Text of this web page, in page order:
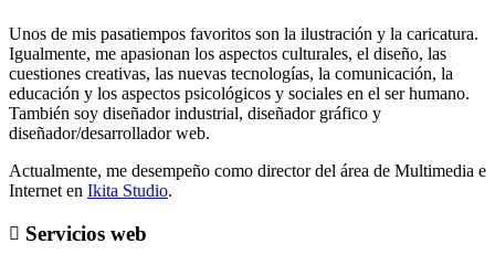
Unos de mis pasatiempos favoritos son la ilustración y la caricatura.
Igualmente, me apasionan los aspectos culturales, el diseño, las
cuestiones creativas, las nuevas tecnologías, la comunicación, la
educación y los aspectos psicológicos y sociales en el ser humano.
También soy diseñador industrial, diseñador gráfico y
diseñador/desarrollador web.
Actualmente, me desempeño como director del área de Multimedia e
Internet en Ikita Studio.
Servicios web